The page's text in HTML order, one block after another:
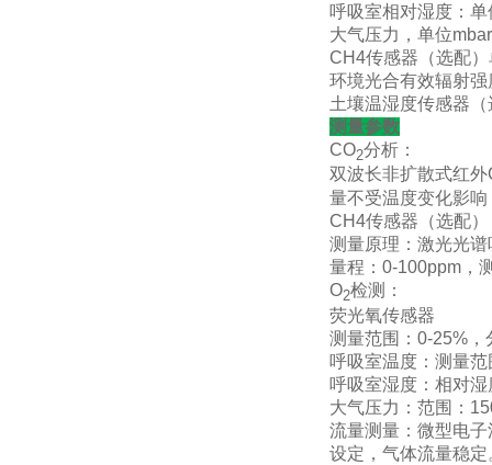
呼吸室相对湿度：单
大气压力，单位mbar
CH4传感器（选配
环境光合有效辐射强
土壤温湿度传感器（
测量参数
CO2分析：
双波长非扩散式红外
量不受温度变化影
CH4传感器（选配）
测量原理：激光光谱
量程：0-100ppm，
O2检测：
荧光氧传感器
测量范围：0-25%，
呼吸室温度：测量
呼吸室湿度：相对
大气压力：范围：
流量测量：微型电
设定，气体流量稳